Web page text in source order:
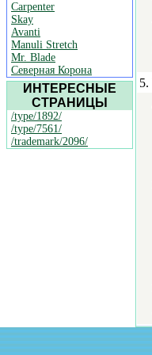
Carpenter
Skay
Avanti
Manuli Stretch
Mr. Blade
Северная Корона
ИНТЕРЕСНЫЕ
СТРАНИЦЫ
/type/1892/
/type/7561/
/trademark/2096/
5.